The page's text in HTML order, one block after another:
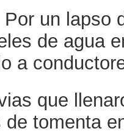
un lapso
de agua
a
que
tomenta